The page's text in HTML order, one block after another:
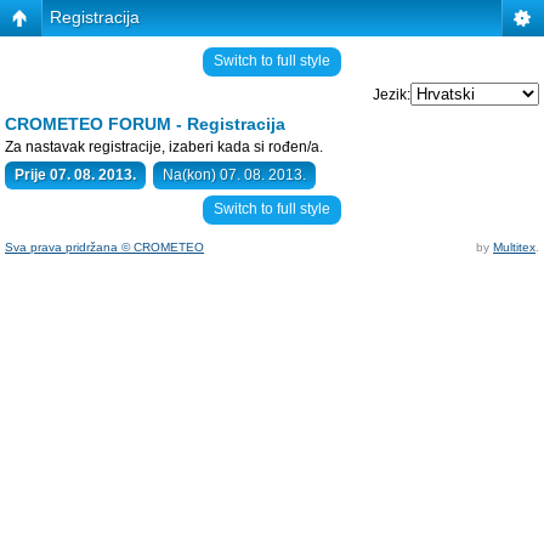
Registracija
Switch to full style
Jezik:
CROMETEO FORUM - Registracija
Za nastavak registracije, izaberi kada si rođen/a.
Prije 07. 08. 2013.
Na(kon) 07. 08. 2013.
Switch to full style
Sva prava pridržana © CROMETEO by Multitex